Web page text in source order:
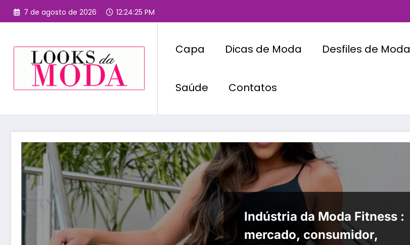
Pular
para
conteúdo
7 de agosto de 2026 12:24:25 PM
Capa Dicas de Moda Desfiles de Moda
Saúde Contatos
Indústria da Moda Fitness :
mercado, consumidor,